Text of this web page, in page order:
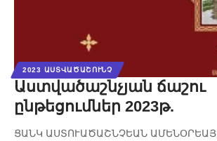
2023 ԱՍՏՎԱԾԱՇՈՒՆՉ
Աստվածաշնչյան ճաշու
ընթեցումներ 2023թ.
ՑԱՆԿ ԱՍՏՈՒԱԾԱՇՆՉԵԱՆ ԱՄԵՆՕՐԵԱՅ